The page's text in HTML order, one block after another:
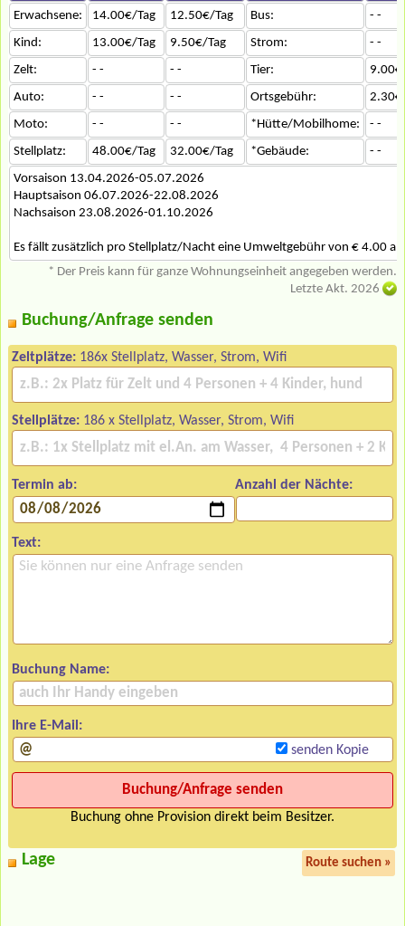
Erwachsene: 14.00€/Tag 12.50€/Tag Bus:
- -
Kind:
13.00€/Tag 9.50€/Tag Strom:
- -
Zelt:
- - - - Tier:
Auto:
- - - - Ortsgebühr:
Moto:
- - - - *Hütte/Mobilhome:
- -
Stellplatz:
48.00€/Tag 32.00€/Tag *Gebäude:
- -
Vorsaison 13.04.2026-05.07.2026
Hauptsaison 06.07.2026-22.08.2026
Nachsaison 23.08.2026-01.10.2026
Es fällt zusätzlich pro Stellplatz/Nacht eine Umweltgebühr von € 4.00
* Der Preis kann für ganze Wohnungseinheit angegeben werden.
Letzte Akt. 2026
Buchung/Anfrage senden
Zeltplätze: 186x Stellplatz, Wasser, Strom, Wifi
Stellplätze: 186 x Stellplatz, Wasser, Strom, Wifi
Termin ab: Anzahl der Nächte:
Text:
Buchung Name:
Ihre E-Mail:
senden Kopie
Buchung ohne Provision direkt beim Besitzer.
Lage Route suchen »